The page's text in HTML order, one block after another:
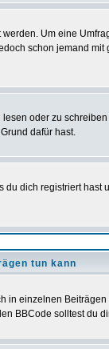
Um eine
schon jemand
oder zu
dafür hast.
dich registriert
tun kann
einzelnen
BBCode solltest